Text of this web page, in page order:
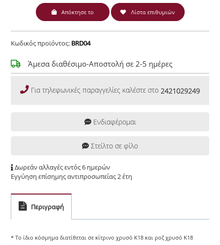
Απόκτησε το Λίστα επιθυμιών
Κωδικός προϊόντος: BRD04
Άμεσα διαθέσιμο-Αποστολή σε 2-5 ημέρες
Για τηλεφωνικές παραγγελίες καλέστε στο 2421029249
Ενδιαφέρομαι
Στείλτο σε φίλο
Δωρεάν αλλαγές εντός 6 ημερών
Εγγύηση επίσημης αντιπροσωπείας 2 έτη
Περιγραφή
* Το ίδιο κόσμημα διατίθεται σε κίτρινο χρυσό Κ18 και ροζ χρυσό Κ18